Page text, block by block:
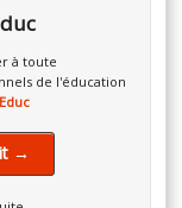
à toute
de l'éducation
→